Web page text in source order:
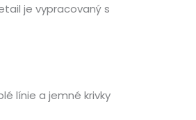
je vypracovaný s
línie a jemné krivky